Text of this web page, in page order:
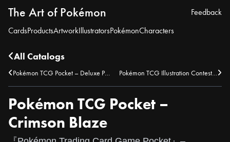
The Art of Pokémon
CardsProductsArtworkIllustratorsPokémonCharacters
Feedback
All Catalogs
Pokémon TCG Pocket – Deluxe Pack: ex Pokémon TCG Illustration Contest – Uninori
Pokémon TCG Pocket –
Crimson Blaze